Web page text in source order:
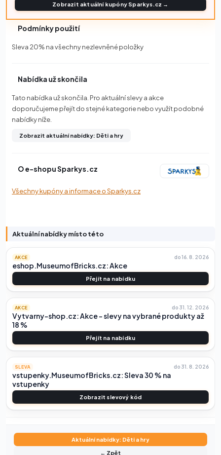
Zobrazit aktuální kupóny Sparkys.cz →
Podmínky použití
Sleva 20% na všechny nezlevněné položky
Nabídka už skončila
Tato nabídka už skončila. Pro aktuální slevy a akce
doporučujeme přejít do stejné kategorie nebo využít podobné
nabídky níže.
Zobrazit aktuální nabídky: Děti a hry
O e-shopu Sparkys.cz
Všechny kupóny a informace o Sparkys.cz
Aktuální nabídky místo této
AKCE do 16. 8. 2026
eshop.MuseumofBricks.cz: Akce
Přejít na nabídku
AKCE do 31. 12. 2026
Vytvarny-shop.cz: Akce – slevy na vybrané produkty až
18 %
Přejít na nabídku
SLEVA do 31. 8. 2026
vstupenky.MuseumofBricks.cz: Sleva 30 % na
vstupenky
Zobrazit slevový kód
Aktuální nabídky: Děti a hry
← Zpět